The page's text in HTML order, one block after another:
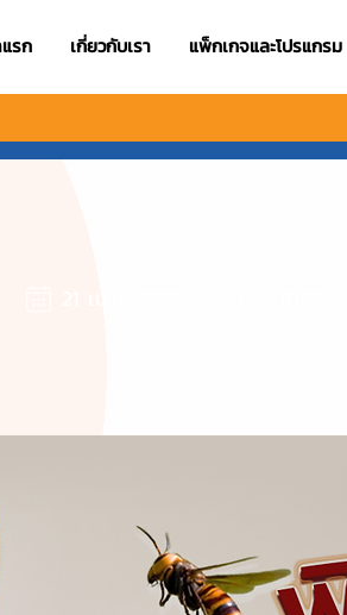
รก เกี่ยวกับเรา แพ็กเกจและโปรแกรม